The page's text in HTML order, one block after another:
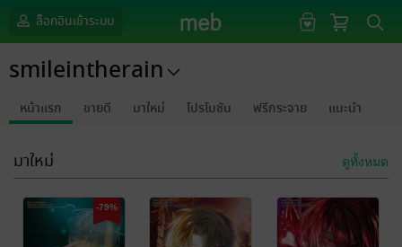
ล็อกอินเข้าระบบ
smileintherain
หน้าแรก ขายดี มาใหม่ โปรโมชัน ฟรีกระจาย แนะนำ
มาใหม่ ดูทั้งหมด
-79%